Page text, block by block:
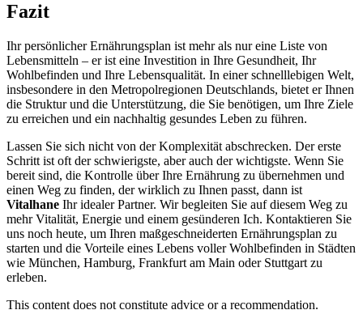
Fazit
Ihr persönlicher Ernährungsplan ist mehr als nur eine Liste von
Lebensmitteln – er ist eine Investition in Ihre Gesundheit, Ihr
Wohlbefinden und Ihre Lebensqualität. In einer schnelllebigen Welt,
insbesondere in den Metropolregionen Deutschlands, bietet er Ihnen
die Struktur und die Unterstützung, die Sie benötigen, um Ihre Ziele
zu erreichen und ein nachhaltig gesundes Leben zu führen.
Lassen Sie sich nicht von der Komplexität abschrecken. Der erste
Schritt ist oft der schwierigste, aber auch der wichtigste. Wenn Sie
bereit sind, die Kontrolle über Ihre Ernährung zu übernehmen und
einen Weg zu finden, der wirklich zu Ihnen passt, dann ist
Vitalhane Ihr idealer Partner. Wir begleiten Sie auf diesem Weg zu
mehr Vitalität, Energie und einem gesünderen Ich. Kontaktieren Sie
uns noch heute, um Ihren maßgeschneiderten Ernährungsplan zu
starten und die Vorteile eines Lebens voller Wohlbefinden in Städten
wie München, Hamburg, Frankfurt am Main oder Stuttgart zu
erleben.
This content does not constitute advice or a recommendation.